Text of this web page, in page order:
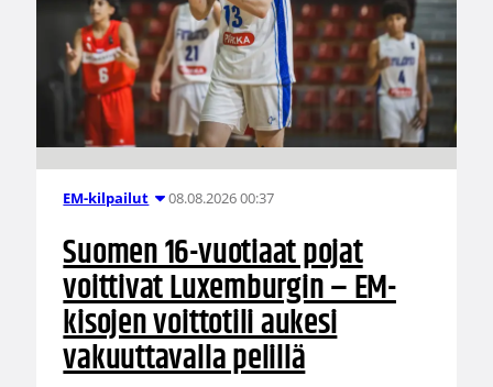
EM-kilpailut 08.08.2026 00:37
Suomen 16-vuotiaat pojat
voittivat Luxemburgin – EM-
kisojen voittotili aukesi
vakuuttavalla pelillä